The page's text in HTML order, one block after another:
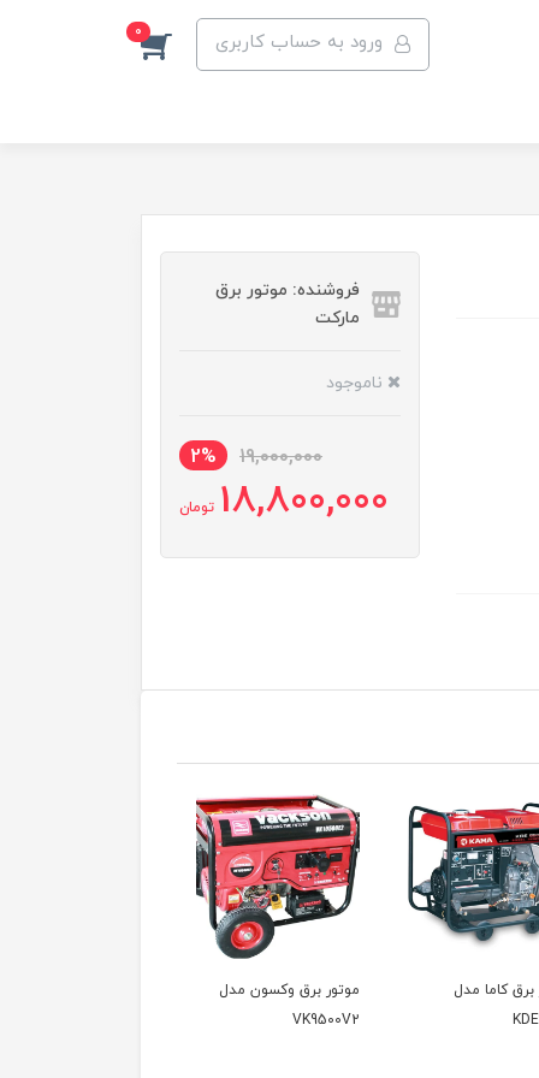
ورود به حساب کاربری 0
فروشنده: موتور برق
مارکت
ناموجود
19,000,000
2%
18,800,000 تومان
موتور برق وکسون مدل
VK9500V2
موتور برق وکسون مدل
VK9500V